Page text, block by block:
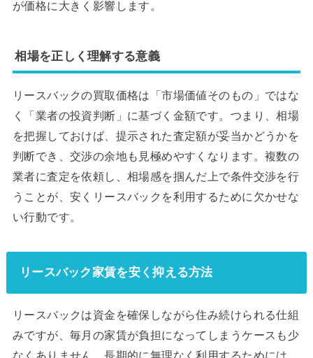
が価格に大きく影響します。
相場を正しく理解する意義
リースバックの買取価格は「市場価値そのもの」ではな
く「業者の投資判断」に基づく金額です。つまり、相場
を把握しておけば、提示された査定額が妥当かどうかを
判断でき、交渉の余地も見極めやすくなります。複数の
業者に査定を依頼し、相場感を掴んだ上で条件交渉を行
うことが、安くリースバックを利用するために欠かせな
い行動です。
リースバック家賃を安く抑える方法
リースバックは資金を確保しながら住み続けられる仕組
みですが、毎月の家賃が負担になってしまうケースも少